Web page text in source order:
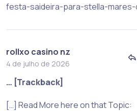
festa-saideira-para-stella-
rollxo casino nz
4 de julho de 2026
… [Trackback]
[…] Read More here on that Topic: